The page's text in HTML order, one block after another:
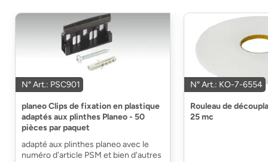
N° Art.: PSC901
planeo Clips de fixation en plastique
adaptés aux plinthes Planeo - 50
pièces par paquet
adapté aux plinthes planeo avec le
numéro d'article PSM et bien d'autres
N° Art.: KO-7-6554
Rouleau de
25 mc